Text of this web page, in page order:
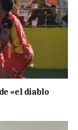
«el diablo